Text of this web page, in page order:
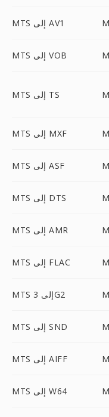
MTS إلى AV1
MTS إلى VOB
MTS إلى TS
MTS إلى MXF
MTS إلى ASF
MTS إلى DTS
MTS إلى AMR
MTS إلى FLAC
MTS إلى 3G2
MTS إلى SND
MTS إلى AIFF
MTS إلى W64